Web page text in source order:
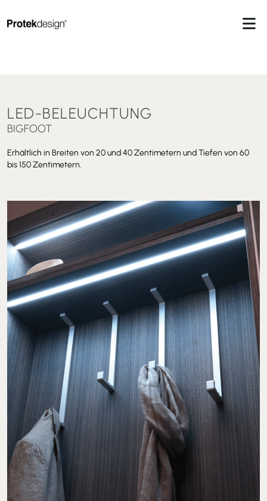
LED-BELEUCHTUNG
BIGFOOT
Erhältlich in Breiten von 20 und 40 Zentimetern und Tiefen von 60
bis 150 Zentimetern.